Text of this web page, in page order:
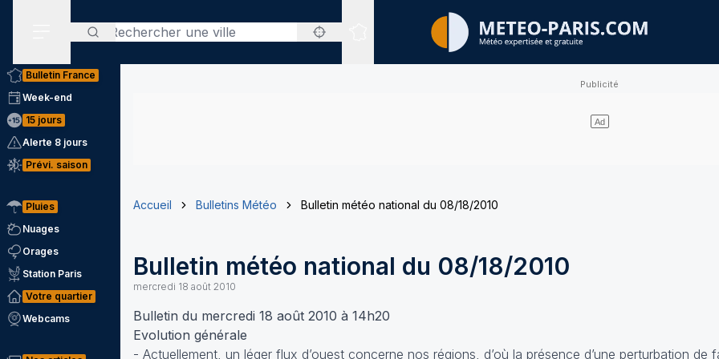
Rechercher
Sites expertisés
Bulletin France
Week-end
15 jours
Alerte 8 jours
Prévi. saison
Pluies
Nuages
Orages
Station Paris
Votre quartier
Webcams
Accueil Bulletins Météo Bulletin météo national du 08/18/2010
Bulletin météo national du 08/18/2010
mercredi 18 août 2010
Bulletin du mercredi 18 août 2010 à 14h20
Evolution générale
- Actuellement, un léger flux d’ouest concerne nos régions, d’où la présence d’une perturbation de